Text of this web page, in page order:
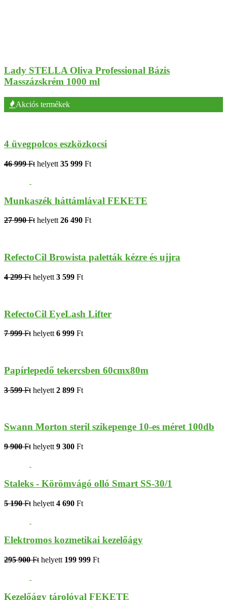
Lady STELLA Oliva Professional Bázis
Masszázskrém 1000 ml
Akciós termékek
4 üvegpolcos eszközkocsi
46 999 Ft helyett 35 999 Ft
Munkaszék háttámlával FEKETE
27 990 Ft helyett 26 490 Ft
RefectoCil Browista paletták kézre és ujjra
4 299 Ft helyett 3 599 Ft
RefectoCil EyeLash Lifter
7 999 Ft helyett 6 999 Ft
Papírlepedő tekercsben 60cmx80m
3 599 Ft helyett 2 899 Ft
Swann Morton steril szikepenge 10-es méret 100db
9 900 Ft helyett 9 300 Ft
Staleks - Körömvágó olló Smart SS-30/1
5 190 Ft helyett 4 690 Ft
Elektromos kozmetikai kezelőágy
295 900 Ft helyett 199 999 Ft
Kezelőágy tárolóval FEKETE